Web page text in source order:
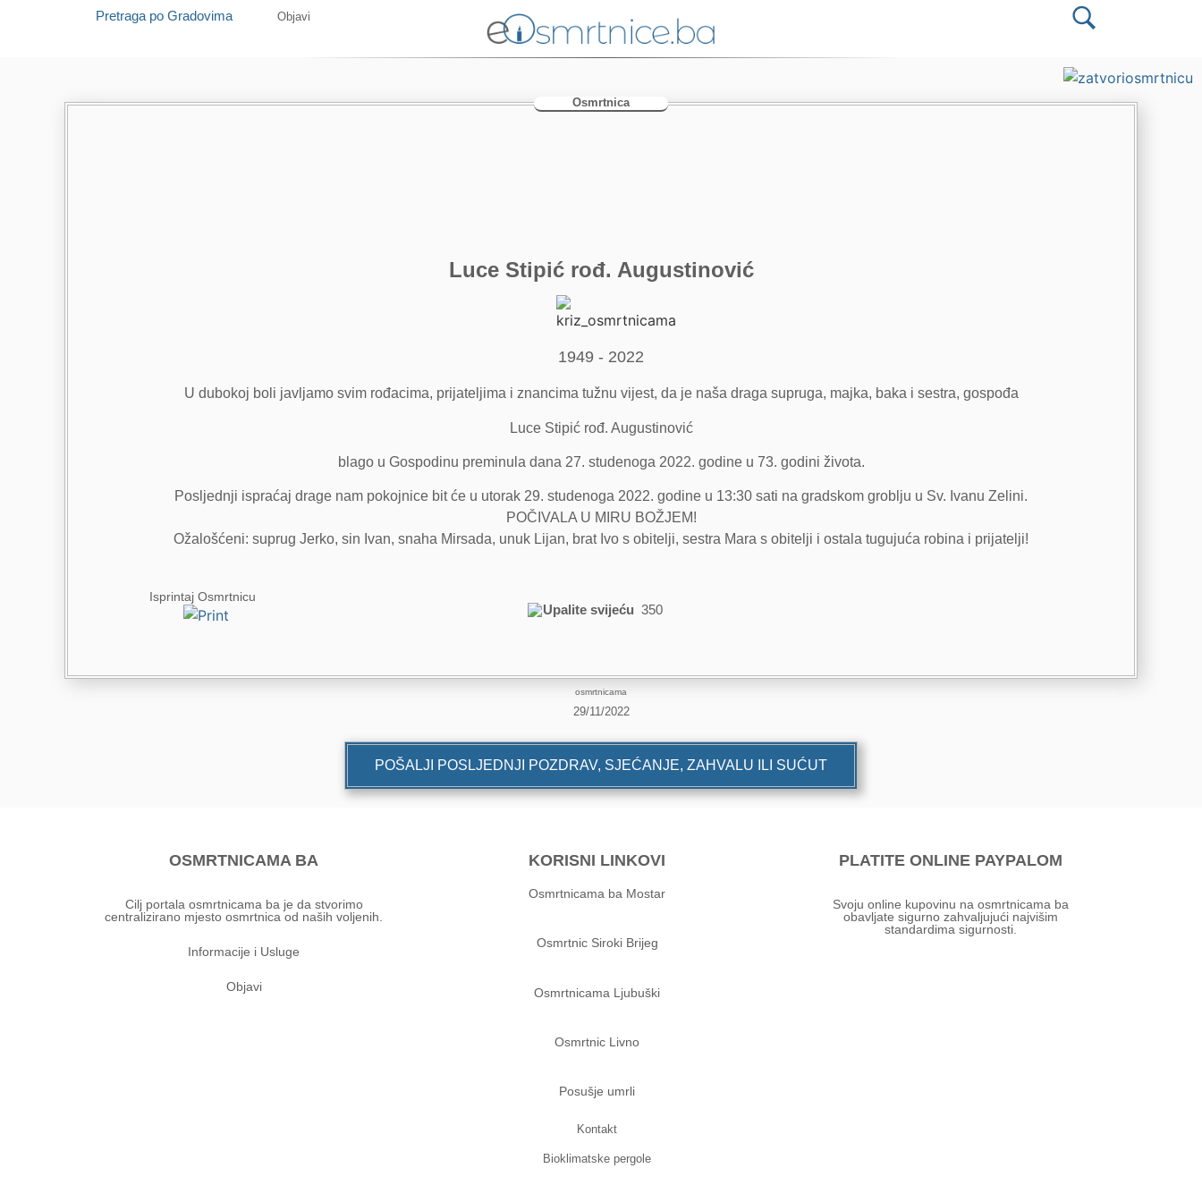
Pretraga po Gradovima Objavi
Osmrtnica
Luce Stipić rođ. Augustinović
1949 - 2022
U dubokoj boli javljamo svim rođacima, prijateljima i znancima tužnu vijest, da je naša draga supruga, majka, baka i sestra, gospođa
Luce Stipić rođ. Augustinović
blago u Gospodinu preminula dana 27. studenoga 2022. godine u 73. godini života.
Posljednji ispraćaj drage nam pokojnice bit će u utorak 29. studenoga 2022. godine u 13:30 sati na gradskom groblju u Sv. Ivanu Zelini.
POČIVALA U MIRU BOŽJEM!
Ožalošćeni: suprug Jerko, sin Ivan, snaha Mirsada, unuk Lijan, brat Ivo s obitelji, sestra Mara s obitelji i ostala tugujuća robina i prijatelji!
Isprintaj Osmrtnicu
Upalite svijeću 350
osmrtnicama
29/11/2022
POŠALJI POSLJEDNJI POZDRAV, SJEĆANJE, ZAHVALU ILI SUĆUT
OSMRTNICAMA BA
Cilj portala osmrtnicama ba je da stvorimo
centralizirano mjesto osmrtnica od naših voljenih.
Informacije i Usluge
Objavi
KORISNI LINKOVI
Osmrtnicama ba Mostar
Osmrtnic Siroki Brijeg
Osmrtnicama Ljubuški
Osmrtnic Livno
Posušje umrli
Kontakt
Bioklimatske pergole
PLATITE ONLINE PAYPALOM
Svoju online kupovinu na osmrtnicama ba
obavljate sigurno zahvaljujući najvišim
standardima sigurnosti.